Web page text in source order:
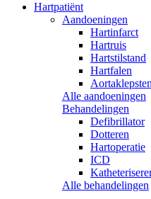
Hartpatiënt
Aandoeningen
Hartinfarct
Hartruis
Hartstilstand
Hartfalen
Alle aandoeningen
Behandelingen
Defibrillator
Dotteren
Hartoperatie
ICD
Alle behandelingen